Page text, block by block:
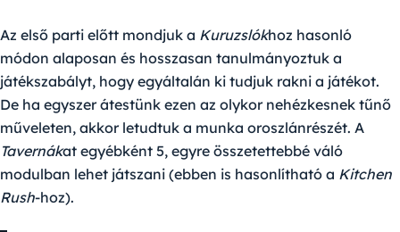
Az első parti előtt mondjuk a Kuruzslókhoz hasonló
módon alaposan és hosszasan tanulmányoztuk a
játékszabályt, hogy egyáltalán ki tudjuk rakni a játékot.
De ha egyszer átestünk ezen az olykor nehézkesnek tűnő
műveleten, akkor letudtuk a munka oroszlánrészét. A
Tavernákat egyébként 5, egyre összetettebbé váló
modulban lehet játszani (ebben is hasonlítható a Kitchen
Rush-hoz).